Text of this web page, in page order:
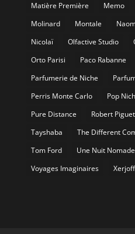
Matière Première
Memo
Molinard
Montale
Nicolaï
Olfactive Studio
Orto Parisi
Paco Rabanne
Parfumerie de Niche
Perris Monte Carlo
Pop
Pure Distance
Robert Piguet
Tayshaba
The Different
Tom Ford
Une Nuit Nomade
Voyages Imaginaires
Xerjoff